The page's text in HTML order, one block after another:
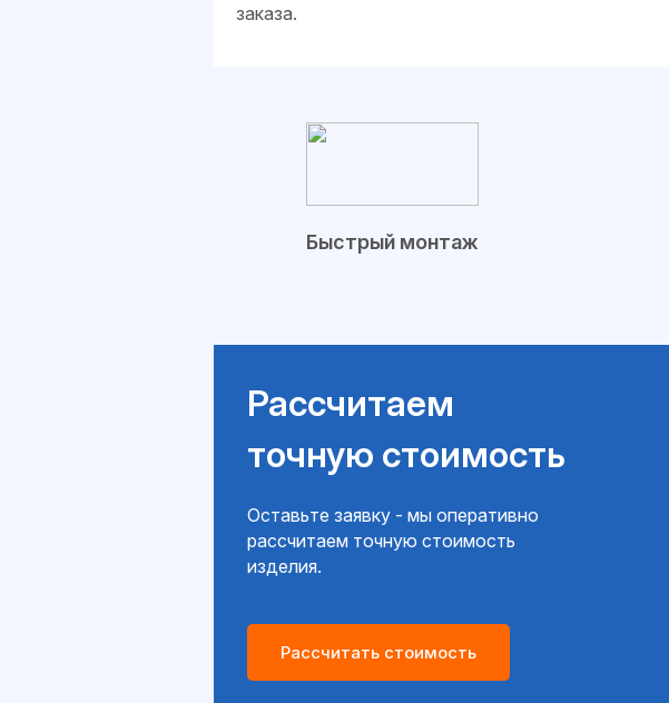
заказа.
Быстрый монтаж
Рассчитаем
точную стоимость
Оставьте заявку - мы оперативно
рассчитаем точную стоимость
изделия.
Рассчитать стоимость